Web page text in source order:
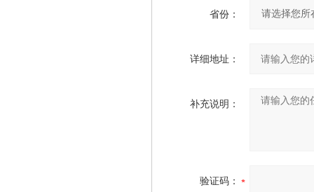
省份：
详细地址：
补充说明：
验证码：